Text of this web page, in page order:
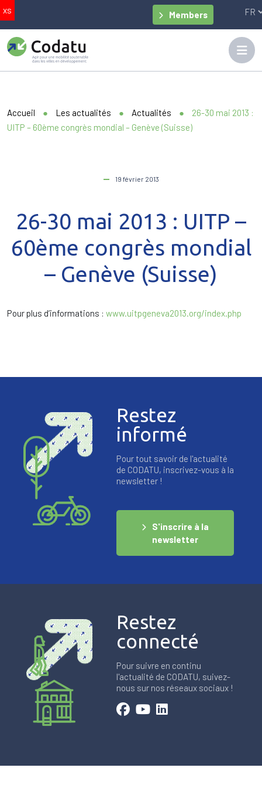
Members
Accueil ● Les actualités ● Actualités ●
26-30 mai 2013 :
UITP – 60ème congrès mondial – Genève (Suisse)
19 février 2013
26-30 mai 2013 : UITP –
60ème congrès mondial
– Genève (Suisse)
Pour plus d’informations : www.uitpgeneva2013.org/index.php
Restez
informé
Pour tout savoir de l'actualité
de CODATU, inscrivez-vous à la
newsletter !
S'inscrire à la
newsletter
Restez
connecté
Pour suivre en continu
l'actualité de CODATU, suivez-
nous sur nos réseaux sociaux !